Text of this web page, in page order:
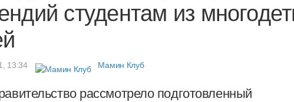
студентам из
13:34 Мамин Клуб
рассмотрело подготовленный